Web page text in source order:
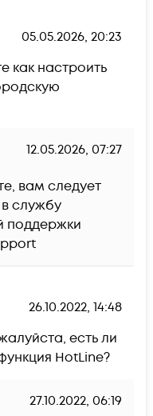
05.05.2026, 20:23
как настроить
12.05.2026, 07:27
вам следует
службу
поддержки
26.10.2022, 14:48
есть ли
HotLine?
27.10.2022, 06:19